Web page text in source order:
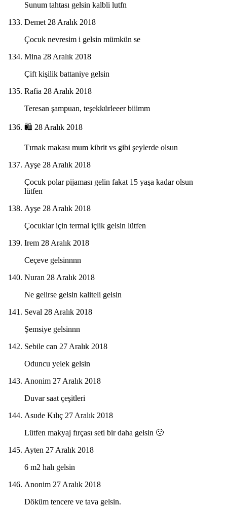
Sunum tahtası gelsin kalbli lutfn
Demet 28 Aralık 2018
Çocuk nevresim i gelsin mümkün se
Mina 28 Aralık 2018
Çift kişilik battaniye gelsin
Rafia 28 Aralık 2018
Teresan şampuan, teşekkürleeer biiimm
🛍 28 Aralık 2018
Tırnak makası mum kibrit vs gibi şeylerde olsun
Ayşe 28 Aralık 2018
Çocuk polar pijaması gelin fakat 15 yaşa kadar olsun
lütfen
Ayşe 28 Aralık 2018
Çocuklar için termal içlik gelsin lütfen
Irem 28 Aralık 2018
Ceçeve gelsinnnn
Nuran 28 Aralık 2018
Ne gelirse gelsin kaliteli gelsin
Seval 28 Aralık 2018
Şemsiye gelsinnn
Sebile can 27 Aralık 2018
Oduncu yelek gelsin
Anonim 27 Aralık 2018
Duvar saat çeşitleri
Asude Kılıç 27 Aralık 2018
Lütfen makyaj fırçası seti bir daha gelsin 🙁
Ayten 27 Aralık 2018
6 m2 halı gelsin
Anonim 27 Aralık 2018
Döküm tencere ve tava gelsin.